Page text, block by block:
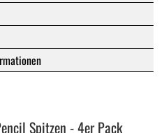
Spitzen - 4er Pack